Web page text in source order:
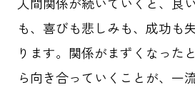
も、喜びも悲しみも、成功も
ります。関係がまずくなった
ら向き合っていくことが、一